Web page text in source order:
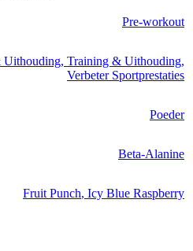
Pre-workout
Uithouding, Training & Uithouding,
Verbeter Sportprestaties
Poeder
Beta-Alanine
Fruit Punch, Icy Blue Raspberry